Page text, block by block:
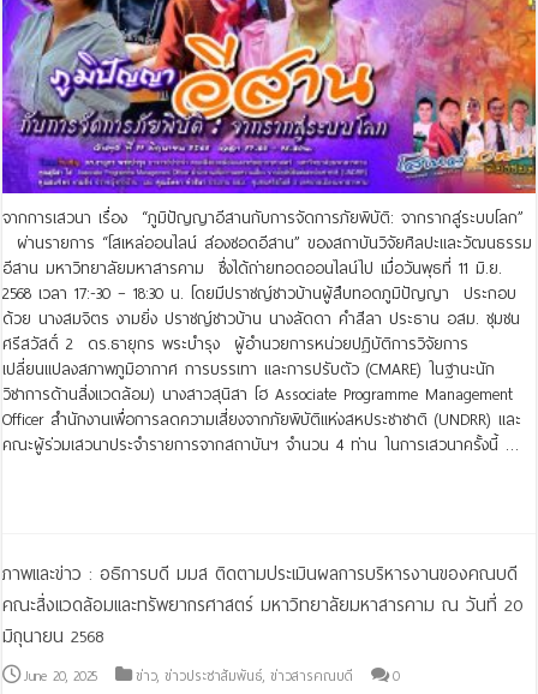
จากการเสวนา เรื่อง “ภูมิปัญญาอีสานกับการจัดการภัยพิบัติ: จากรากสู่ระบบโลก”
ผ่านรายการ “โสเหล่ออนไลน์ ส่องซอดอีสาน” ของสถาบันวิจัยศิลปะและวัฒนธรรม
อีสาน มหาวิทยาลัยมหาสารคาม ซึ่งได้ถ่ายทอดออนไลน์ไป เมื่อวันพุธที่ 11 มิ.ย.
2568 เวลา 17:-30 – 18:30 น. โดยมีปราชญ์ชาวบ้านผู้สืบทอดภูมิปัญญา ประกอบ
ด้วย นางสมจิตร งามยิ่ง ปราชญ์ชาวบ้าน นางลัดดา คำสีลา ประธาน อสม. ชุมชน
ศรีสวัสดิ์ 2 ดร.ธายุกร พระบำรุง ผู้อำนวยการหน่วยปฏิบัติการวิจัยการ
เปลี่ยนแปลงสภาพภูมิอากาศ การบรรเทา และการปรับตัว (CMARE) ในฐานะนัก
วิชาการด้านสิ่งแวดล้อม) นางสาวสุนิสา โฮ Associate Programme Management
Officer สำนักงานเพื่อการลดความเสี่ยงจากภัยพิบัติแห่งสหประชาชาติ (UNDRR) และ
คณะผู้ร่วมเสวนาประจำรายการจากสถาบันฯ จำนวน 4 ท่าน ในการเสวนาครั้งนี้ …
ภาพและข่าว : อธิการบดี มมส ติดตามประเมินผลการบริหารงานของคณบดี
คณะสิ่งแวดล้อมและทรัพยากรศาสตร์ มหาวิทยาลัยมหาสารคาม ณ วันที่ 20
มิถุนายน 2568
June 20, 2025 ข่าว,ข่าวประชาสัมพันธ์,ข่าวสารคณบดี 0